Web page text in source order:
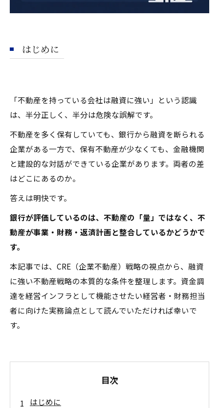
はじめに
「不動産を持っている会社は融資に強い」という認識
は、半分正しく、半分は危険な誤解です。
不動産を多く保有していても、銀行から融資を断られる
企業がある一方で、保有不動産が少なくても、金融機関
と建設的な対話ができている企業があります。両者の差
はどこにあるのか。
答えは明快です。
銀行が評価しているのは、不動産の「量」ではなく、不
動産が事業・財務・返済計画と整合しているかどうかで
す。
本記事では、CRE（企業不動産）戦略の視点から、融資
に強い不動産戦略の本質的な条件を整理します。資金調
達を経営インフラとして機能させたい経営者・財務担当
者に向けた実務論点として読んでいただければ幸いで
す。
目次
はじめに